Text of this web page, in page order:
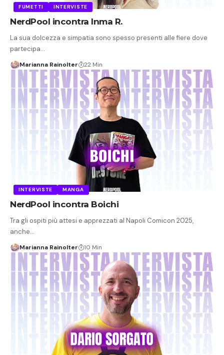
FUMETTI INTERVISTE
NerdPool incontra Inma R.
La sua dolcezza e simpatia sono spesso presenti alle fiere dove
partecipa…
Marianna Rainolter 22 Min
INTERVISTE MANGA
NerdPool incontra Boichi
Tra gli ospiti più attesi e apprezzati al Napoli Comicon 2025,
anche…
Marianna Rainolter 10 Min